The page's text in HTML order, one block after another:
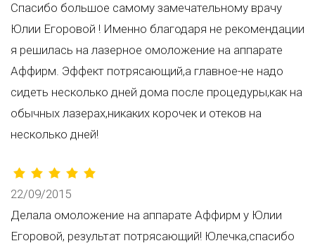
Спасибо большое самому замечательному врачу
Юлии Егоровой ! Именно благодаря не рекомендации
я решилась на лазерное омоложение на аппарате
Аффирм. Эффект потрясающий,а главное-не надо
сидеть несколько дней дома после процедуры,как на
обычных лазерах,никаких корочек и отеков на
несколько дней!
22/09/2015
Делала омоложение на аппарате Аффирм у Юлии
Егоровой, результат потрясающий! Юлечка,спасибо